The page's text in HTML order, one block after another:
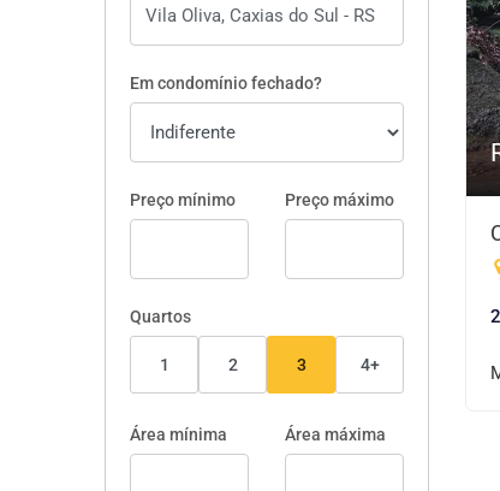
Em condomínio fechado?
Preço mínimo Preço máximo
Quartos
1 2 3 4+
Área mínima Área máxima